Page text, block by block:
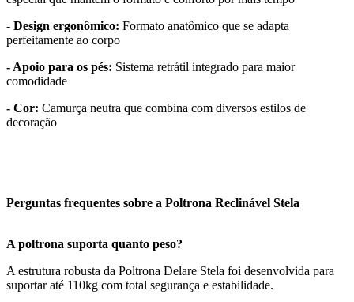
- Design ergonômico: Formato anatômico que se adapta
perfeitamente ao corpo
- Apoio para os pés: Sistema retrátil integrado para maior
comodidade
- Cor: Camurça neutra que combina com diversos estilos de
decoração
Perguntas frequentes sobre a Poltrona Reclinável Stela
A poltrona suporta quanto peso?
A estrutura robusta da Poltrona Delare Stela foi desenvolvida para
suportar até 110kg com total segurança e estabilidade.